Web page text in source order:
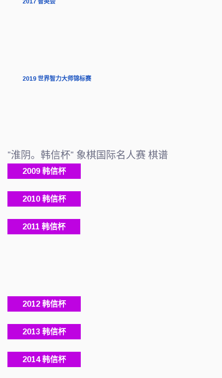
2019 世界智力大师锦标赛
"淮阴。韩信杯" 象棋国际名人赛 棋谱
2009 韩信杯
2010 韩信杯
2011 韩信杯
2012 韩信杯
2013 韩信杯
2014 韩信杯